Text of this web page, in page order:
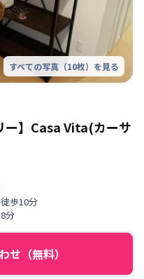
すべての写真（10枚）を見る
ー】Casa Vita(カーサ
徒歩10分
8分
せ（無料）